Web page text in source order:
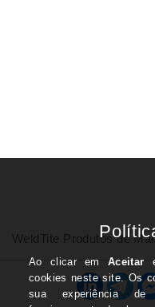
WeldTite Produtos de